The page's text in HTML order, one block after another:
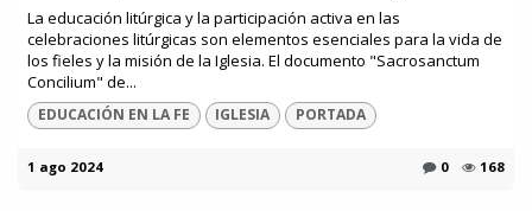
La educación litúrgica y la participación activa en las
celebraciones litúrgicas son elementos esenciales para la vida de
los fieles y la misión de la Iglesia. El documento "Sacrosanctum
Concilium" de...
EDUCACIÓN EN LA FE IGLESIA PORTADA
1 ago 2024 0 168